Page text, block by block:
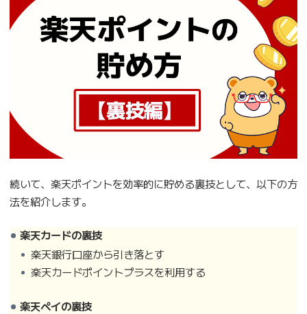
続いて、楽天ポイントを効率的に貯める裏技として、以下の方
法を紹介します。
楽天カードの裏技
楽天銀行口座から引き落とす
楽天カードポイントプラスを利用する
楽天ペイの裏技